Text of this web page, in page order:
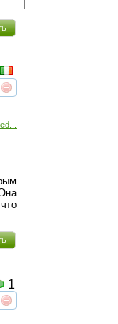
интересует
интересует
1